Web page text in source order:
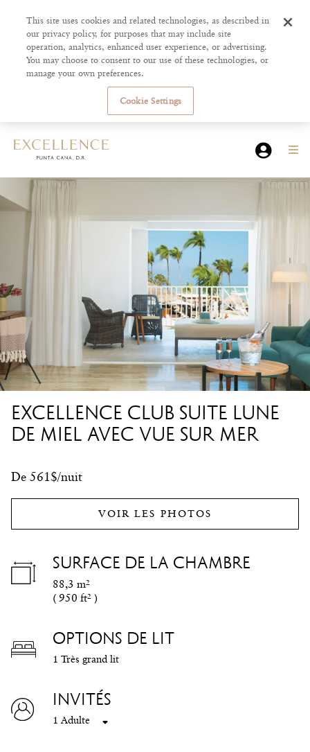
EXCELLENCE CLUB SUITE LUNE
DE MIEL AVEC VUE SUR MER
De 561$/nuit
VOIR LES PHOTOS
SURFACE DE LA CHAMBRE
88,3 m²
( 950 ft² )
OPTIONS DE LIT
1 Très grand lit
INVITÉS
1 Adulte
This site uses cookies and related technologies, as described in
our privacy policy, for purposes that may include site
operation, analytics, enhanced user experience, or advertising.
You may choose to consent to our use of these technologies, or
manage your own preferences.
Cookie Settings